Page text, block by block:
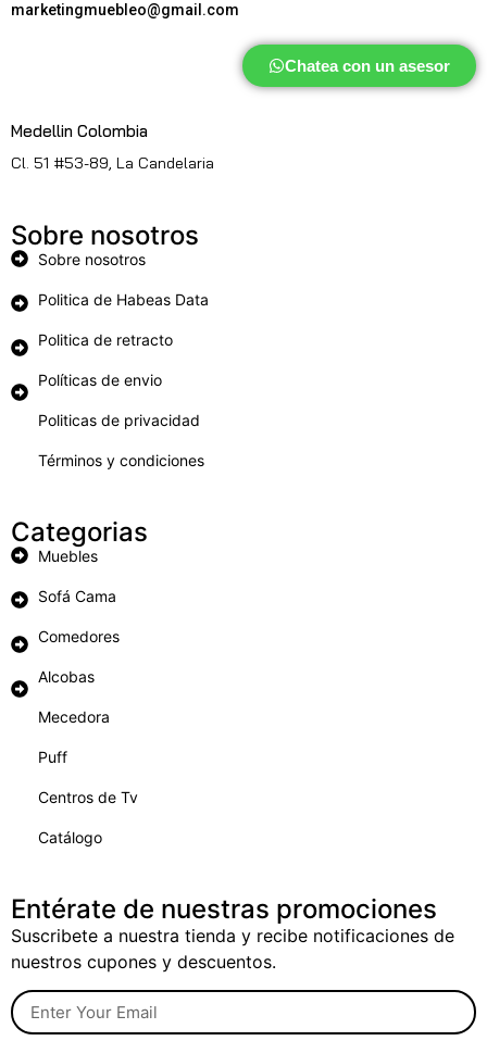
marketingmuebleo@gmail.com
Chatea con un asesor
Medellin Colombia
Cl. 51 #53-89, La Candelaria
Sobre nosotros
Sobre nosotros
Politica de Habeas Data
Politica de retracto
Políticas de envio
Politicas de privacidad
Términos y condiciones
Categorias
Muebles
Sofá Cama
Comedores
Alcobas
Mecedora
Puff
Centros de Tv
Catálogo
Entérate de nuestras promociones
Suscribete a nuestra tienda y recibe notificaciones de
nuestros cupones y descuentos.